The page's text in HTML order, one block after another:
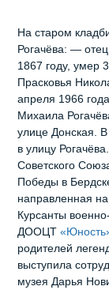
На старом
Рогачёва: —
1867 году, умер
Прасковья
апреля 1966
Михаила
улице Донская.
в улицу
Советского
Победы в
направленная
Курсанты
ДООЦТ
родителей
выступила
музея Дарья